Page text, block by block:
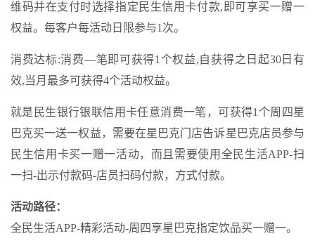
维码并在支付时选择指定民生信用卡付款,即可享买一赠一
权益。每客户每活动日限参与1次。
消费达标:消费—笔即可获得1个权益,自获得之日起30日有
效,当月最多可获得4个活动权益。
就是民生银行银联信用卡任意消费一笔，可获得1个周四星
巴克买一送一权益，需要在星巴克门店告诉星巴克店员参与
民生信用卡买一赠一活动，而且需要使用全民生活APP-扫
一扫-出示付款码-店员扫码付款，方式付款。
活动路径：
全民生活APP-精彩活动-周四享星巴克指定饮品买一赠一。